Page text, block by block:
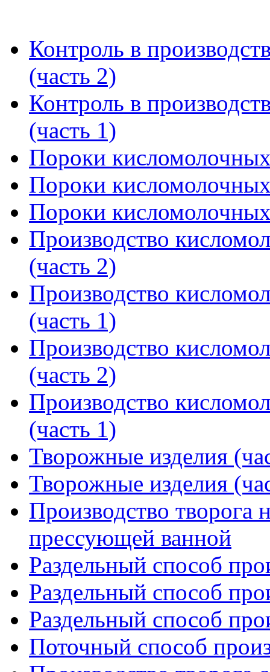
Контроль в
(часть 2)
Контроль в
(часть 1)
Пороки
Пороки
Пороки
Производство
(часть 2)
Производство
(часть 1)
Производство
(часть 2)
Производство
(часть 1)
Творожные изделия
Творожные изделия
Производство творога
прессующей ванной
Раздельный способ
Раздельный способ
Раздельный способ
Поточный способ